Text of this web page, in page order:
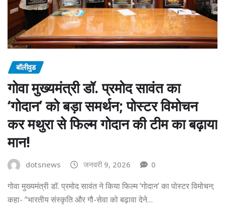
बॉलीवुड
गोवा मुख्यमंत्री डॉ. प्रमोद सावंत का
‘गोदान’ को बड़ा समर्थन; पोस्टर विमोचन
कर मथुरा से फिल्म गोदान की टीम का बढ़ाया
मान!
dotsnews जनवरी 9, 2026 0
गोवा मुख्यमंत्री डॉ. प्रमोद सावंत ने किया फिल्म ‘गोदान’ का पोस्टर विमोचन;
कहा- “भारतीय संस्कृति और गौ-सेवा को बढ़ावा देने…